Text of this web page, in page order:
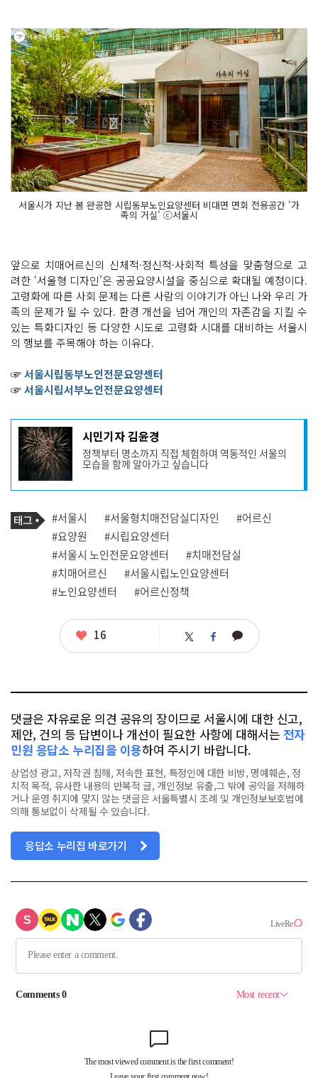
서울시가 지난 봄 완공한 시립동부노인요양센터 비대면 면회 전용공간 '가
족의 거실' ⓒ서울시
앞으로 치매어르신의 신체적·정신적·사회적 특성을 맞춤형으로 고
려한 ‘서울형 디자인’은 공공요양시설을 중심으로 확대될 예정이다.
고령화에 따른 사회 문제는 다른 사람의 이야기가 아닌 나와 우리 가
족의 문제가 될 수 있다. 환경 개선을 넘어 개인의 자존감을 지킬 수
있는 특화디자인 등 다양한 시도로 고령화 시대를 대비하는 서울시
의 행보를 주목해야 하는 이유다.
☞서울시립동부노인전문요양센터
☞서울시립서부노인전문요양센터
기
사
작
성
자
프
필
시민기자 김윤경
정책부터 명소까지 직접 체험하며 역동적인 서울의
모습을 함께 알아가고 싶습니다
기
사
관
련
태
그
태
그
#서울시 #서울형치매전담실디자인
#어르신
#요양원
#시립요양센터
#서울시 노인전문요양센터
#치매전담실
#치매어르신
#서울시립노인요양센터
#노인요양센터
#어르신정책
좋
16 트 페 카
댓글은 자유로운 의견 공유의 장이므로 서울시에 대한 신고,
제안, 건의 등 답변이나 개선이 필요한 사항에 대해서는 전자
민원 응답소 누리집을 이용하여 주시기 바랍니다.
상업성 광고, 저작권 침해, 저속한 표현, 특정인에 대한 비방, 명예훼손, 정
치적 목적, 유사한 내용의 반복적 글, 개인정보 유출,그 밖에 공익을 저해하
거나 운영 취지에 맞지 않는 댓글은 서울특별시 조례 및 개인정보보호법에
의해 통보없이 삭제될 수 있습니다.
응답소 누리집 바로가기